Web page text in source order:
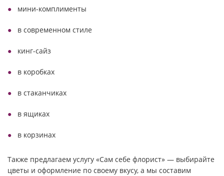
мини-комплименты
в современном стиле
кинг-сайз
в коробках
в стаканчиках
в ящиках
в корзинах
Также предлагаем услугу «Сам себе флорист» — выбирайте
цветы и оформление по своему вкусу, а мы составим